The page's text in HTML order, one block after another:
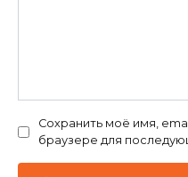
Сохранить моё имя,
браузере для